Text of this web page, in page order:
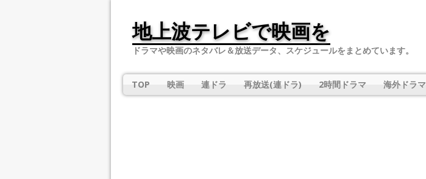
地上波テレビで映画を
ドラマや映画のネタバレ＆放送データ、スケジュールをまとめています。
TOP 映画 連ドラ 再放送(連ドラ) 2時間ドラマ 海外ドラマ